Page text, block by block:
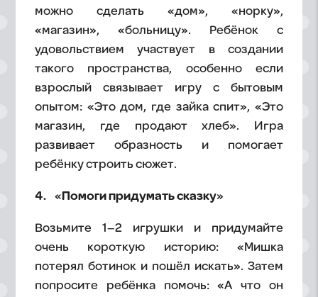
можно сделать «дом», «норку»,
«магазин», «больницу». Ребёнок с
удовольствием участвует в создании
такого пространства, особенно если
взрослый связывает игру с бытовым
опытом: «Это дом, где зайка спит», «Это
магазин, где продают хлеб». Игра
развивает образность и помогает
ребёнку строить сюжет.
4. «Помоги придумать сказку»
Возьмите 1–2 игрушки и придумайте
очень короткую историю: «Мишка
потерял ботинок и пошёл искать». Затем
попросите ребёнка помочь: «А что он